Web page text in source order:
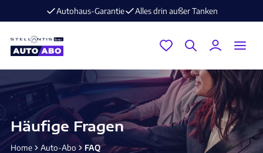
Autohaus-Garantie Alles drin außer Tanken
Häufige Fragen
Home Auto-Abo FAQ